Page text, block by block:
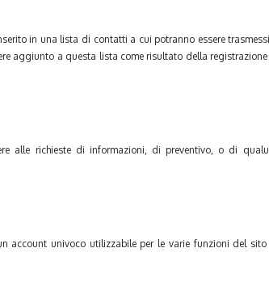
in una lista di contatti a cui potranno essere
aggiunto a questa lista come risultato della
alle richieste di informazioni, di preventivo, o di
account univoco utilizzabile per le varie funzioni del